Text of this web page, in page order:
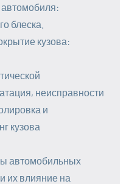
блеска.
кузова:
неисправности
и
кузова
автомобильных
их влияние на